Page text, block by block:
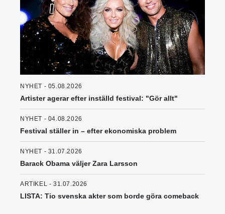
NYHET - 05.08.2026
Artister agerar efter inställd festival: "Gör allt"
NYHET - 04.08.2026
Festival ställer in – efter ekonomiska problem
NYHET - 31.07.2026
Barack Obama väljer Zara Larsson
ARTIKEL - 31.07.2026
LISTA: Tio svenska akter som borde göra comeback